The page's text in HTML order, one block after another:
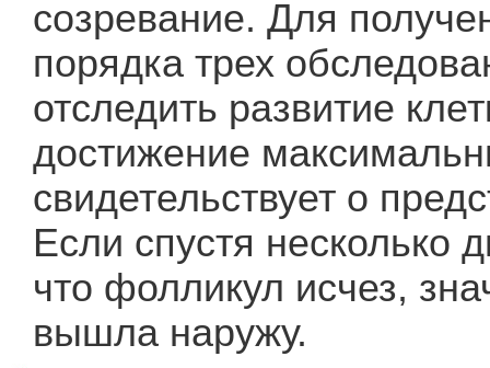
созревание. Для
порядка трех
отследить развитие
достижение
свидетельствует о
Если спустя несколько
что фолликул исчез,
вышла наружу.